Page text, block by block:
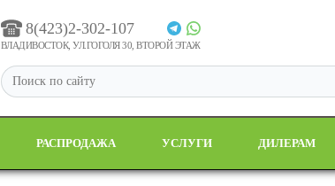
8(423)2-302-107
ВЛАДИВОСТОК, УЛ.ГОГОЛЯ 30, ВТОРОЙ ЭТАЖ
РАСПРОДАЖА УСЛУГИ ДИЛЕРАМ